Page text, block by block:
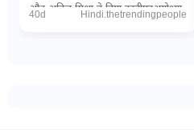
और अनिल मिश्रा ने दिया इस्तीफाअयोध्या
40d Hindi.thetrendingpeople